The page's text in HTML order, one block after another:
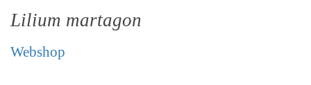
Lilium martagon
Webshop